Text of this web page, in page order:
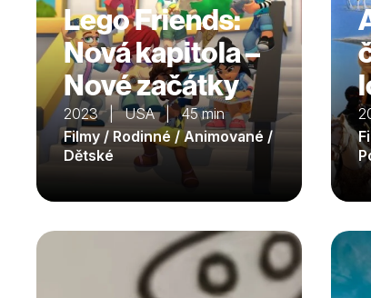
Lego Friends:
Nová kapitola –
Nové začátky
2023 | USA | 45 min
Filmy / Rodinné / Animované /
Dětské